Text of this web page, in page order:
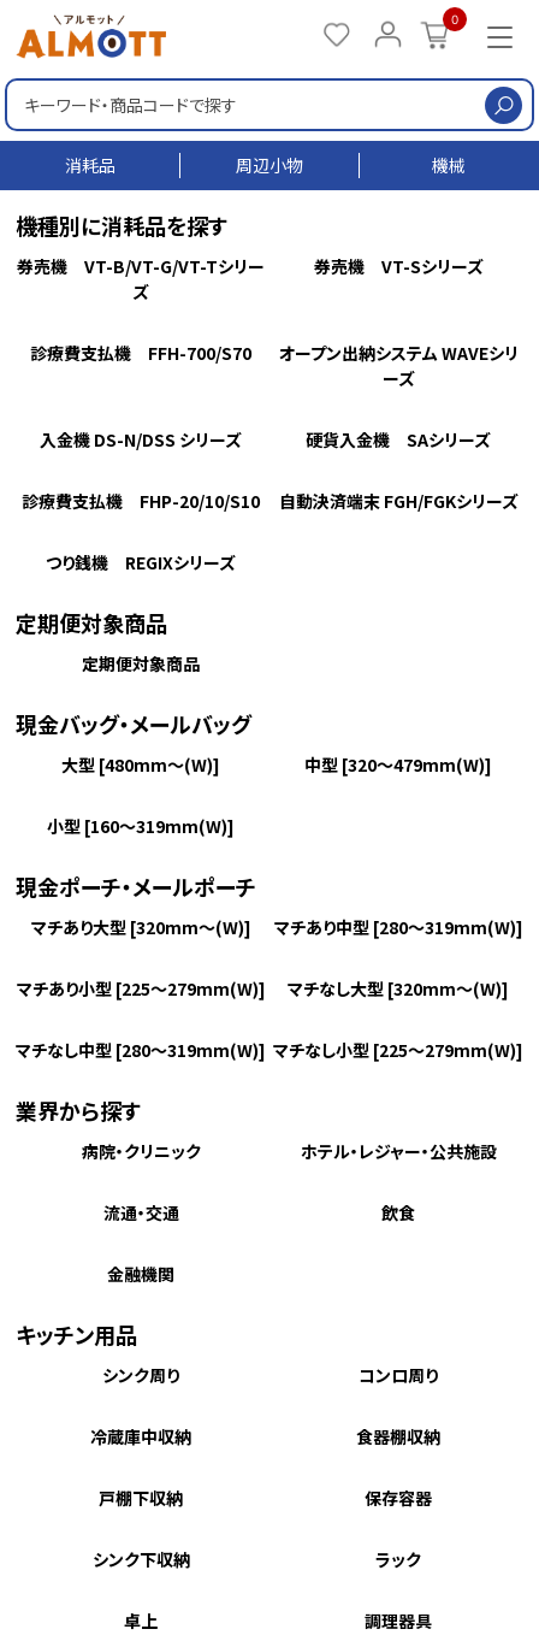
0
消耗品 周辺小物 機械
機種別に消耗品を探す
券売機 VT-B/VT-G/VT-Tシリー
ズ
券売機 VT-Sシリーズ
診療費支払機 FFH-700/S70
オープン出納システム WAVEシリ
ーズ
入金機 DS-N/DSS シリーズ 硬貨入金機 SAシリーズ
診療費支払機 FHP-20/10/S10 自動決済端末 FGH/FGKシリーズ
つり銭機 REGIXシリーズ
定期便対象商品
定期便対象商品
現金バッグ・メールバッグ
大型 [480mm～(W)] 中型 [320～479mm(W)]
小型 [160～319mm(W)]
現金ポーチ・メールポーチ
マチあり大型 [320mm～(W)] マチあり中型 [280～319mm(W)]
マチあり小型 [225～279mm(W)] マチなし大型 [320mm～(W)]
マチなし中型 [280～319mm(W)] マチなし小型 [225～279mm(W)]
業界から探す
病院・クリニック ホテル・レジャー・公共施設
流通・交通 飲食
金融機関
キッチン用品
シンク周り コンロ周り
冷蔵庫中収納 食器棚収納
戸棚下収納 保存容器
シンク下収納 ラック
卓上 調理器具